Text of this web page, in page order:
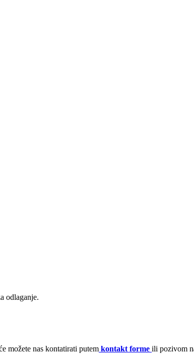
odlaganje.
možete nas kontatirati putem kontakt forme ili pozivom